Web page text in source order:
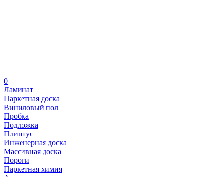
0
Ламинат
Паркетная доска
Виниловый пол
Пробка
Подложка
Плинтус
Инженерная доска
Массивная доска
Пороги
Паркетная химия